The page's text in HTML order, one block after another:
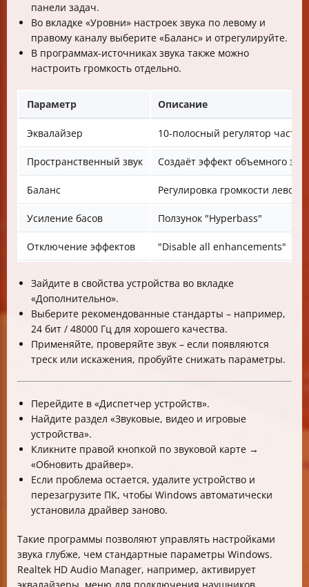
панели задач.
Во вкладке «Уровни» настроек звука по левому и
правому каналу выберите «Баланс» и отрегулируйте.
В программах-источниках звука также можно
настроить громкость отдельно.
Параметр Описание
Эквалайзер 10-полосный регулятор частот
Пространственный звук Создаёт эффект объемного
Баланс Регулировка громкости
Усиление басов Ползунок "Hyperbass"
Отключение эффектов "Disable all enhancements"
Зайдите в свойства устройства во вкладке
«Дополнительно».
Выберите рекомендованные стандарты – например,
24 бит / 48000 Гц для хорошего качества.
Применяйте, проверяйте звук – если появляются
треск или искажения, пробуйте снижать параметры.
Перейдите в «Диспетчер устройств».
Найдите раздел «Звуковые, видео и игровые
устройства».
Кликните правой кнопкой по звуковой карте →
«Обновить драйвер».
Если проблема остается, удалите устройство и
перезагрузите ПК, чтобы Windows автоматически
установила драйвер заново.
Такие программы позволяют управлять настройками
звука глубже, чем стандартные параметры Windows.
Realtek HD Audio Manager, например, активирует